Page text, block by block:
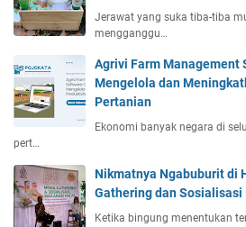
Jerawat yang suka tiba-tiba
mengganggu…
Agrivi Farm Management
Mengelola dan
Pertanian
Ekonomi banyak negara di
pert…
Nikmatnya Ngabuburit di
Gathering dan Sosialisasi
Ketika bingung menentukan